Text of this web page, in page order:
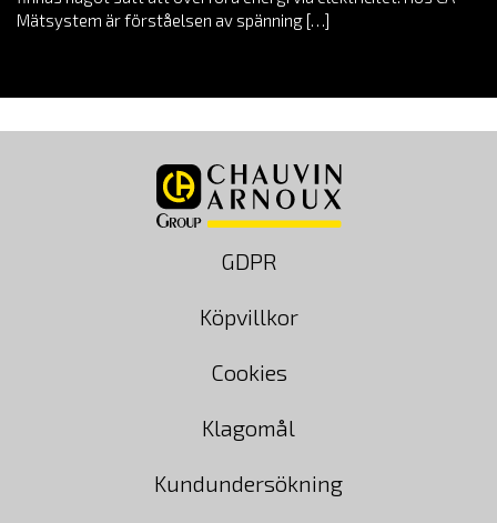
Mätsystem är förståelsen av spänning […]
GDPR
Köpvillkor
Cookies
Klagomål
Kundundersökning